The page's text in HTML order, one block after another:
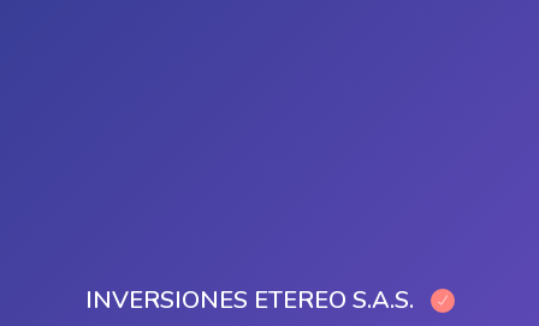
INVERSIONES ETEREO S.A.S.